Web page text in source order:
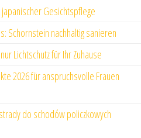
Gesichtspflege
Schornstein nachhaltig sanieren
Lichtschutz für Ihr Zuhause
2026 für anspruchsvolle Frauen
do schodów policzkowych